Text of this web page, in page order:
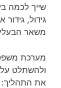
שייך לכמה
גידול,
משאר
מערכת
ולהשתלט
את